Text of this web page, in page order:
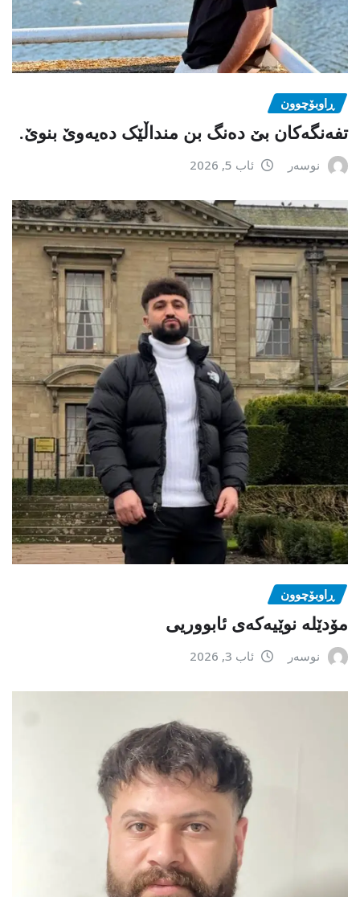
ڕاوبۆچوون
تفەنگەکان بێ دەنگ بن منداڵێک دەیەوێ بنوێ.
نوسەر ئاب 5, 2026
ڕاوبۆچوون
مۆدێلە نوێیەکەى ئابووریی
نوسەر ئاب 3, 2026